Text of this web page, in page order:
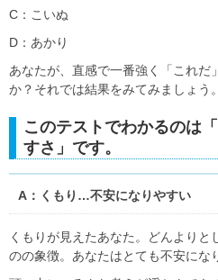
C：こいぬ
D：あかり
あなたが、直感で一番強く「これだ
か？それでは結果をみてみましょう。
このテストでわかるのは
すさ」です。
A：くもり…不安になりやすい
くもりが見えたあなた。どんよりと
のの象徴。あなたはとても不安にな